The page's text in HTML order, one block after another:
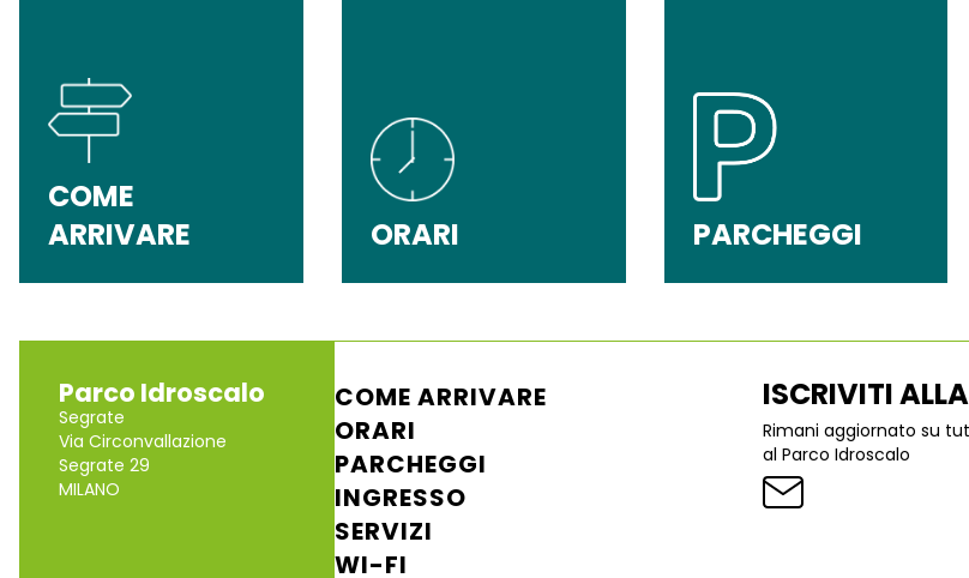
COME
ARRIVARE
ORARI PARCHEGGI
Parco Idroscalo
Segrate
Via Circonvallazione
Segrate 29
MILANO
COME ARRIVARE
ORARI
PARCHEGGI
INGRESSO
SERVIZI
WI-FI
ISCRIVITI
Rimani aggiornato su
al Parco Idroscalo